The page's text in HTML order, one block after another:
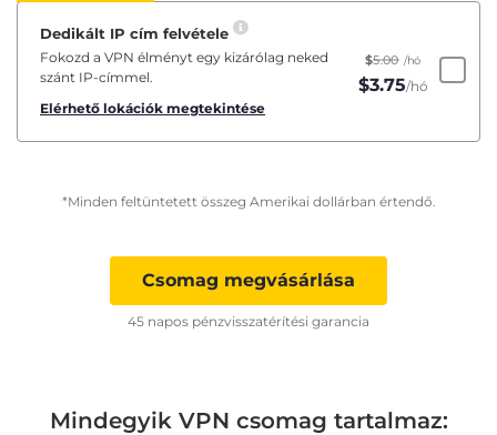
Dedikált IP cím felvétele
Fokozd a VPN élményt egy kizárólag neked
szánt IP-címmel.
Elérhető lokációk megtekintése
$5.00 /hó
$3.75/hó
*Minden feltüntetett összeg Amerikai dollárban értendő.
Csomag megvásárlása
45 napos pénzvisszatérítési garancia
Mindegyik VPN csomag tartalmaz: